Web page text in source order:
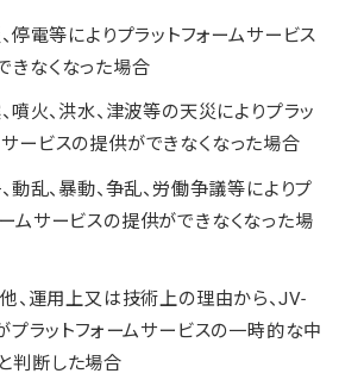
電等によりプラットフォームサービス
きなくなった場合
火、洪水、津波等の天災によりプラッ
サービスの提供ができなくなった場合
乱、暴動、争乱、労働争議等によりプ
ームサービスの提供ができなくなった場
運用上又は技術上の理由から、JV-
ラットフォームサービスの一時的な中
判断した場合